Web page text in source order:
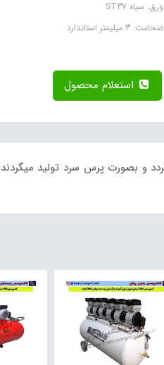
ورق: سیاه ST37
ضخامت: 3 میلیمتر استاندارد